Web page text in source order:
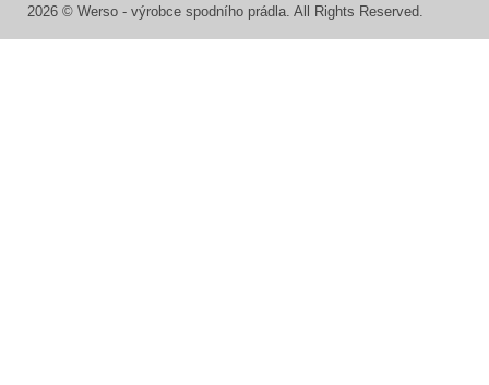
2026 © Werso - výrobce spodního prádla. All Rights Reserved.